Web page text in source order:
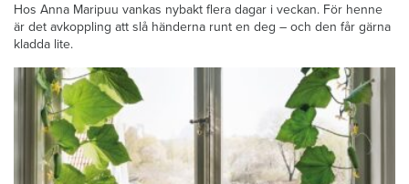
Hos Anna Maripuu vankas nybakt flera dagar i veckan. För henne
är det avkoppling att slå händerna runt en deg – och den får gärna
kladda lite.